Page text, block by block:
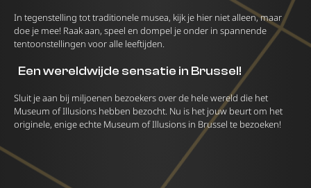
In tegenstelling tot traditionele musea, kijk je hier niet alleen, maar
doe je mee! Raak aan, speel en dompel je onder in spannende
tentoonstellingen voor alle leeftijden.
Een wereldwijde sensatie in Brussel!
Sluit je aan bij miljoenen bezoekers over de hele wereld die het
Museum of Illusions hebben bezocht. Nu is het jouw beurt om het
originele, enige echte Museum of Illusions in Brussel te bezoeken!